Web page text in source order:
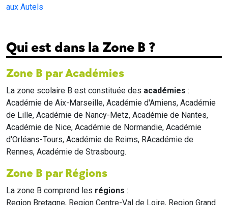
aux Autels
Qui est dans la Zone B ?
Zone B par Académies
La zone scolaire B est constituée des académies :
Académie de Aix-Marseille, Académie d'Amiens, Académie
de Lille, Académie de Nancy-Metz, Académie de Nantes,
Académie de Nice, Académie de Normandie, Académie
d'Orléans-Tours, Académie de Reims, RAcadémie de
Rennes, Académie de Strasbourg.
Zone B par Régions
La zone B comprend les régions :
Region Bretagne, Region Centre-Val de Loire, Region Grand